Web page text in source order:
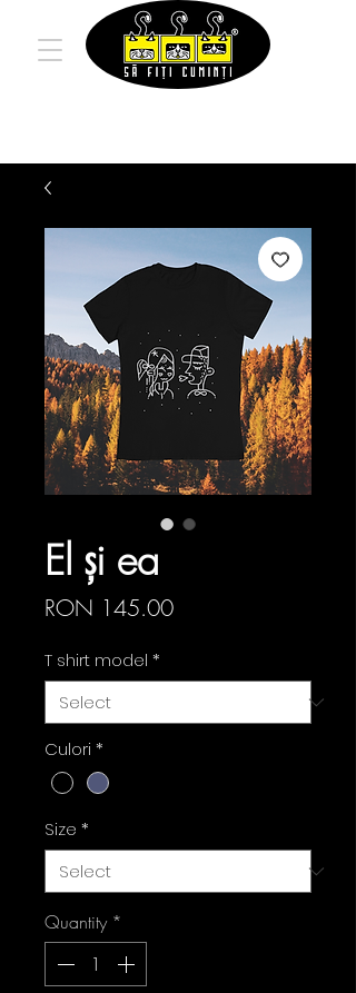
El și ea
RON 145.00Price
T shirt model *
Culori *
Size *
Quantity *